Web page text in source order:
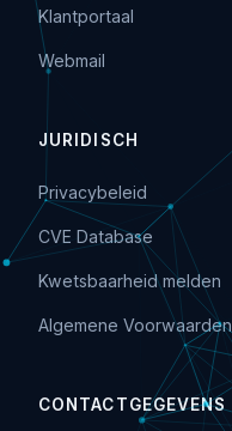
Klantportaal
Webmail
JURIDISCH
Privacybeleid
CVE Database
Kwetsbaarheid melden
Algemene Voorwaarden
CONTACTGEGEVENS